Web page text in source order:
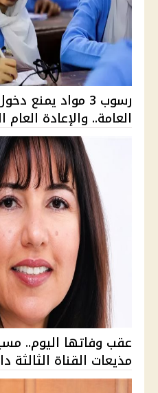
رسوب 3 مواد يمنع
العامة.. والإعادة العام
عقب وفاتها اليوم..
مذيعات القناة الثالثة